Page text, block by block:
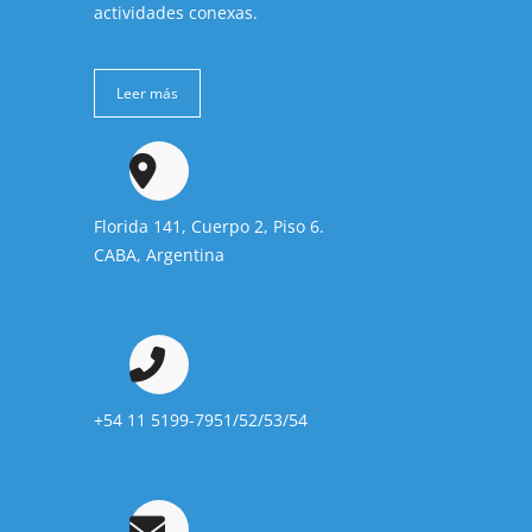
actividades conexas.
Leer más
Florida 141, Cuerpo 2, Piso 6.
CABA, Argentina
+54 11 5199-7951/52/53/54